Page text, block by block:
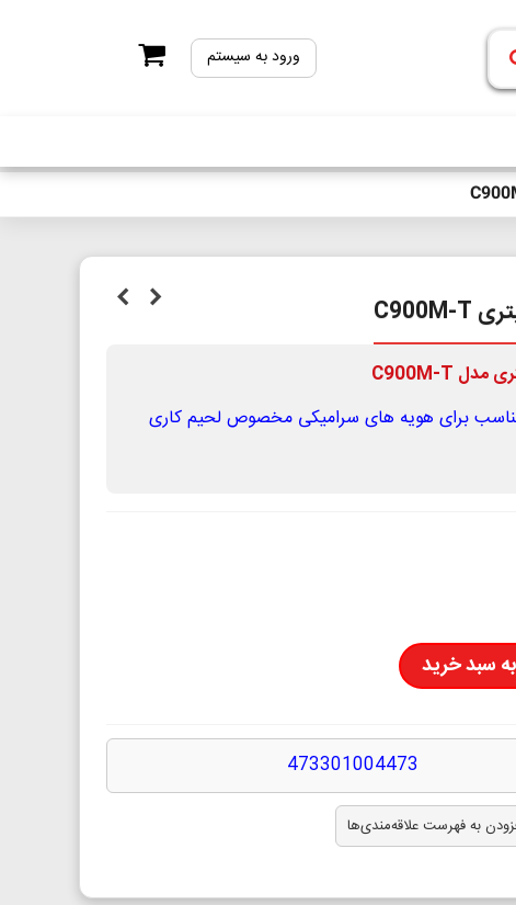
ورود به سیستم
مدل C900M-T
برای هویه های سرامیکی مخصوص لحیم کاری
سبد خرید
473301004473
به فهرست علاقه‌مندی‌ها